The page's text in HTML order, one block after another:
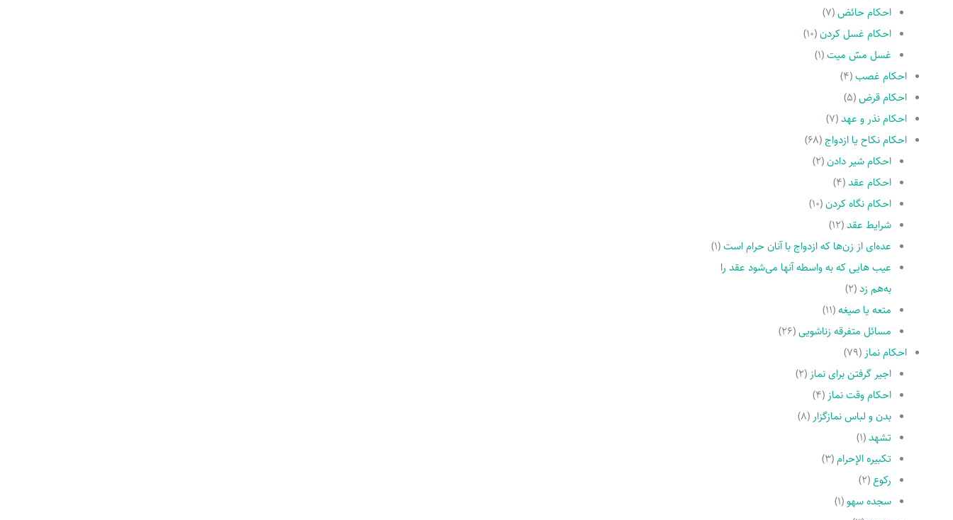
احکام حائض(۷)
احکام غسل کردن(۱۰)
غسل مسّ میت(۱)
احکام غصب(۴)
احکام قرض(۵)
احکام نذر و عهد(۷)
احکام نکاح یا ازدواج (۶۸)
احکام شیر دادن(۲)
احکام عقد(۴)
احکام نگاه کردن(۱۰)
شرایط عقد(۱۲)
عده‌اى از زن‌ها که ازدواج با آنان حرام است(۱)
عیب هایى که به واسطه آنها مى‌شود عقد را
به‌هم زد(۲)
متعه یا صیغه(۱۱)
مسائل متفرقه زناشویى(۲۶)
احکام نماز (۷۹)
اجیر گرفتن براى نماز (۲)
احکام وقت نماز (۴)
بدن و لباس نمازگزار (۸)
تشهد(۱)
تکبیره الإحرام(۳)
رکوع(۲)
سجده سهو(۱)